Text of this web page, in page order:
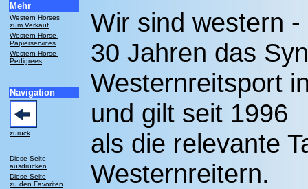
Mehr
Western Horses
zum Verkauf
Western Horse-
Papierservices
Western Horse-
Pedigrees
Navigation
zurück
Diese Seite
ausdrucken
Diese Seite
zu den Favoriten
Wir sind western
30 Jahren das
Westernreitsport
und gilt seit 1996
als die relevante
Westernreitern.